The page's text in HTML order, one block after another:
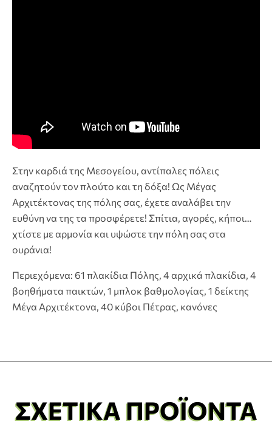
Στην καρδιά της Μεσογείου, αντίπαλες πόλεις
αναζητούν τον πλούτο και τη δόξα! Ως Μέγας
Αρχιτέκτονας της πόλης σας, έχετε αναλάβει την
ευθύνη να της τα προσφέρετε! Σπίτια, αγορές, κήποι…
χτίστε με αρμονία και υψώστε την πόλη σας στα
ουράνια!
Περιεχόμενα: 61 πλακίδια Πόλης, 4 αρχικά πλακίδια, 4
βοηθήματα παικτών, 1 μπλοκ βαθμολογίας, 1 δείκτης
Μέγα Αρχιτέκτονα, 40 κύβοι Πέτρας, κανόνες
ΣΧΕΤΙΚΆ ΠΡΟΪΌΝΤΑ